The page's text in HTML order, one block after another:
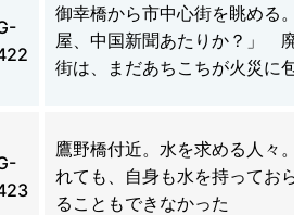
御幸橋から市中心街を眺める。
屋、中国新聞あたりか？」 廃
街は、まだあちこちが火災に包
鷹野橋付近。水を求める人々。
れても、自身も水を持っておら
ることもできなかった